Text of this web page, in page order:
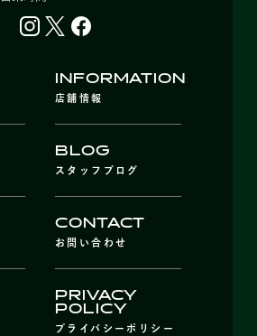
INFORMATION
店舗情報
BLOG
スタッフブログ
CONTACT
お問い合わせ
PRIVACY
POLICY
プライバシーポリシー